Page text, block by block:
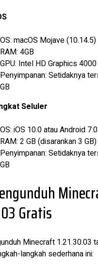
OS: macOS Mojave
RAM: 4GB
GPU: Intel HD Graphics
Penyimpanan: Setidaknya
GB
Seluler
OS: iOS 10.0 atau Android
RAM: 2 GB (disarankan 3 GB)
Penyimpanan: Setidaknya
GB
Gratis
Minecraft 1.21.30.03
langkah sederhana ini: